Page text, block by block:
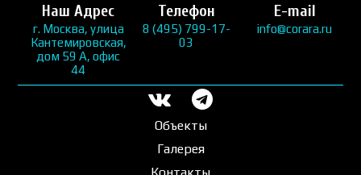
Наш Адрес
г. Москва, улица
Кантемировская,
дом 59 А, офис
44
Телефон
8 (495) 799-17-
03
E-mail
info@corara.ru
Объекты
Галерея